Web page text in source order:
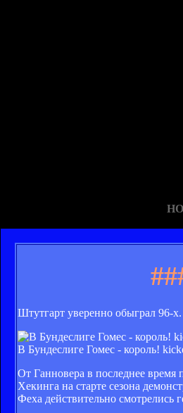
Штутгарт уверенно обыграл 96-х.
В Бундеcлиге Гомес - король!
От Ганновера в последнее
Хекинга на старте сезона
Феха действительно смотрелись